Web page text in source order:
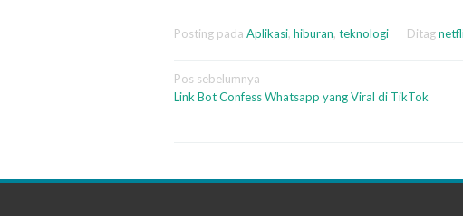
Posting pada Aplikasi, hiburan, teknologi Ditag
Navigasi
pos
Pos sebelumnya
Link Bot Confess Whatsapp yang Viral di TikTok